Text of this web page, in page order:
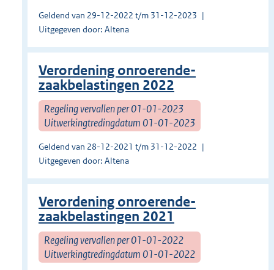
Geldend van 29-12-2022 t/m 31-12-2023
Uitgegeven door: Altena
Verordening onroerende-
zaakbelastingen 2022
Regeling vervallen per 01-01-2023
Uitwerkingtredingdatum 01-01-2023
Geldend van 28-12-2021 t/m 31-12-2022
Uitgegeven door: Altena
Verordening onroerende-
zaakbelastingen 2021
Regeling vervallen per 01-01-2022
Uitwerkingtredingdatum 01-01-2022